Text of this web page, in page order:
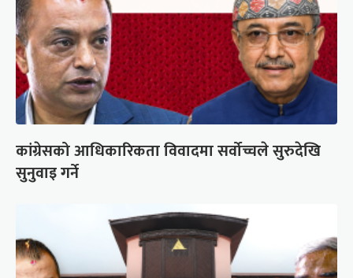
कांग्रेसको आधिकारिकता विवादमा सर्वोच्चले सुरुदेखि
सुनुवाइ गर्ने